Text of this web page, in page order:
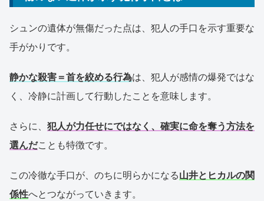
シュンの遺体が無傷だった点は、犯人の手口を示す重要な
手がかりです。
静かな殺害＝首を絞める行為は、犯人が感情の爆発ではな
く、冷静に計画して行動したことを意味します。
さらに、 犯人が力任せにではなく、確実に命を奪う方法を
選んだことも特徴です。
この冷徹な手口が、のちに明らかになる山井とヒカルの関
係性へとつながっていきます。